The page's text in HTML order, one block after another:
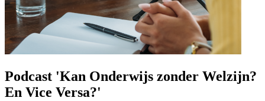
Podcast 'Kan Onderwijs zonder Welzijn?
En Vice Versa?'